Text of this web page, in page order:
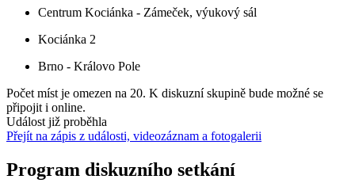
Centrum Kociánka - Zámeček, výukový sál
Kociánka 2
Brno - Královo Pole
Počet míst je omezen na 20. K diskuzní skupině bude možné se
připojit i online.
Událost již proběhla
Přejít na zápis z události, videozáznam a fotogalerii
Program diskuzního setkání